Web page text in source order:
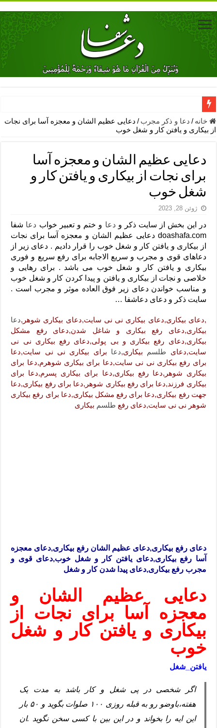
دعای جلب محبت فوری معشوق – دعای جلب محبت شوهر
دعای مشکل گشا برای رفع فقر – ذکرهای روزی‌ بخش
معجزات دعای یا من اظهر الجمیل – دعای یا من اظهر الجمیل برای
مهم ترین اذکار الهی و فضیلت آن ها – ذکر مخصوص مستجاب الدعوه
دعا برای ترس بچه ها در خواب – دعای ترس و بی خوابی کودکان
نماز حاجت برای کار گشایی- دعای رفع مشکلات و طلب حاجت
لا حول ولا قوة الا بالله برای چشم زخم – دعای چشم زخم ماشاالله
دعای قوی رفع ترس – دعای مجرب برای آرامش قلب و رفع اضطراب
دعا برای پولدار شدن در یک روز – دعای ثروت حضرت سلیمان
خانه / دعا و ذکر مجرب / دعایی عظیم الشان و معجزه آسا برای نجات
از بیکاری و یافتن کار و شغل خوب
دعایی عظیم الشان و معجزه آسا
برای نجات از بیکاری و یافتن کار و
شغل خوب
ژوئن 28, 2023
در این بخش از سایت ذکر ودعا و ختم و تعبیر خواب دعا شفا
doashafa.com دعایی عظیم الشان و معجزه آسا برای نجات
از بیکاری و یافتن کار و شغل خوب را قرار دادیم . دعای زیر از
دعاهای قوی و مجرب و سریع الاجابه برای رفع سریع و فوری
بیکاری و یافتن کار و شغل خوب می باشد . برای رهایی و
خلاصی و نجات از بیکاری و یافتن و پیدا کردن کار و شغل خوب
و مناسب خواندن دعای زیر فوق العاده موثر و مجرب است .
سایت ذکر و دعای دعاشفا …
,دعای بیکاری,دعای بیکاری نی نی سایت,دعای بیکاری شوهر,دعا
بیکاری,دعای رفع بیکاری و شاغل شدن,دعای رفع مشکل
بیکاری,دعای رفع بیکاری و بی پولی,دعای رفع بیکاری نی نی
سایت,دعای طلسم بیکاری,دعا برای بیکاری نی نی سایت,دعا
برای رفع بیکاری نی نی سایت,دعا برای بیکاری شوهرم,دعا برای
بیکاری شوهر,دعا رفع بیکاری,دعا برای بیکاری پسرم,دعا برای
بیکاری فرزند,دعا برای رفع بیکاری شوهر,دعا برای رفع بیکاری,دعا
جهت رفع بیکاری,دعا برای رفع مشکل بیکاری,دعا برای رفع بیکاری
شوهر نی نی سایت,دعای رفع طلسم بیکاری
دعای رفع بیکاری,دعای عظیم الشان رفع بیکاری,دعای معجزه
آسا رفع بیکاری,دعای یافتن کار و شغل خوب,دعای قوی و
مجرب رفع بیکاری,دعای پیدا شدن کار و شغل
دعایی عظیم الشان و
معجزه آسا برای نجات از
بیکاری و یافتن کار و شغل
خوب
یافتن_شغل
اگر شخصی در پی شغل و کار باشد به مدت یک
هفته،باوضو رو به قبله روزی ۱۰۰ صلوات بگوید و ۵۰ بار
این ایه را بخواند و در این بین با کسی سخن نگوید .ان